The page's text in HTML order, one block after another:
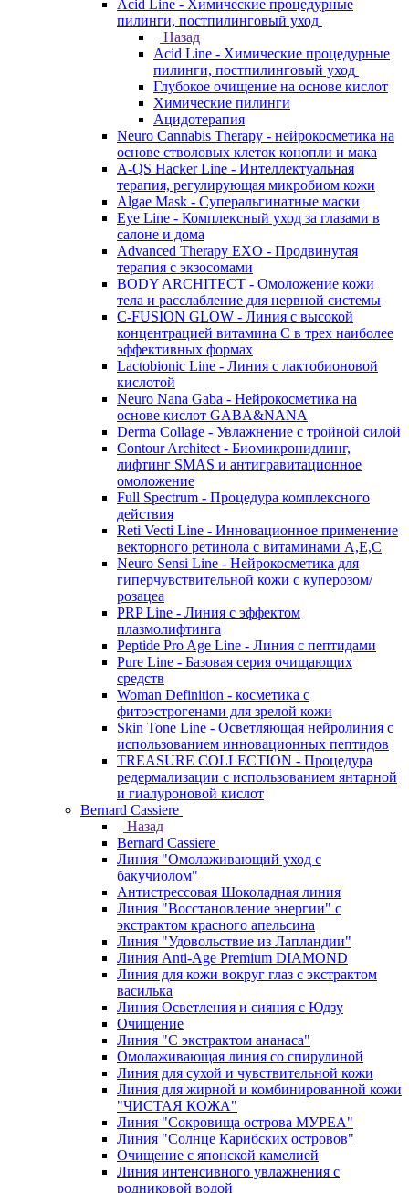
Acid Line - Химические процедурные
пилинги, постпилинговый уход
Назад
Acid Line - Химические процедурные
пилинги, постпилинговый уход
Глубокое очищение на основе кислот
Химические пилинги
Ацидотерапия
Neuro Cannabis Therapy - нейрокосметика на
основе стволовых клеток конопли и мака
A-QS Hacker Line - Интеллектуальная
терапия, регулирующая микробиом кожи
Algae Mask - Суперальгинатные маски
Eye Line - Комплексный уход за глазами в
салоне и дома
Advanced Therapy EXO - Продвинутая
терапия с экзосомами
BODY ARCHITECT - Омоложение кожи
тела и расслабление для нервной системы
C-FUSION GLOW - Линия с высокой
концентрацией витамина C в трех наиболее
эффективных формах
Lactobionic Line - Линия с лактобионовой
кислотой
Neuro Nana Gaba - Нейрокосметика на
основе кислот GABA&NANA
Derma Collage - Увлажнение с тройной силой
Contour Architect - Биомикронидлинг,
лифтинг SMAS и антигравитационное
омоложение
Full Spectrum - Процедура комплексного
действия
Reti Vecti Line - Инновационное применение
векторного ретинола с витаминами A,Е,С
Neuro Sensi Line - Нейрокосметика для
гиперчувствительной кожи с куперозом/
розацеа
PRP Line - Линия с эффектом
плазмолифтинга
Peptide Pro Age Line - Линия с пептидами
Pure Line - Базовая серия очищающих
средств
Woman Definition - косметика с
фитоэстрогенами для зрелой кожи
Skin Tone Line - Осветляющая нейролиния с
использованием инновационных пептидов
TREASURE COLLECTION - Процедура
редермализации с использованием янтарной
и гиалуроновой кислот
Bernard Cassiere
Назад
Bernard Cassiere
Линия "Омолаживающий уход с
бакучиолом"
Антистрессовая Шоколадная линия
Линия "Восстановление энергии" с
экстрактом красного апельсина
Линия "Удовольствие из Лапландии"
Линия Anti-Age Premium DIAMOND
Линия для кожи вокруг глаз с экстрактом
василька
Линия Осветления и сияния с Юдзу
Очищение
Линия "С экстрактом ананаса"
Омолаживающая линия со спирулиной
Линия для сухой и чувствительной кожи
Линия для жирной и комбинированной кожи
"ЧИСТАЯ КОЖА"
Линия "Сокровища острова МУРЕА"
Линия "Солнце Карибских островов"
Очищение с японской камелией
Линия интенсивного увлажнения с
родниковой водой